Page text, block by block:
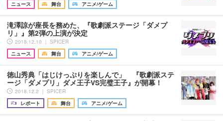
ニュース
舞台 アニメ/ゲーム
滝澤諒が座長を務めた、『歌劇派ステージ「ダメプ
リ」』第2弾の上演が決定
2018.12.10 ｜ SPICER
ニュース
舞台 アニメ/ゲーム
徳山秀典「はじけっぷりを楽しんで」 『歌劇派ステ
ージ「ダメプリ」ダメ王子VS完璧王子』が開幕！
2018.12.2 ｜ SPICER
レポート
舞台 アニメ/ゲーム